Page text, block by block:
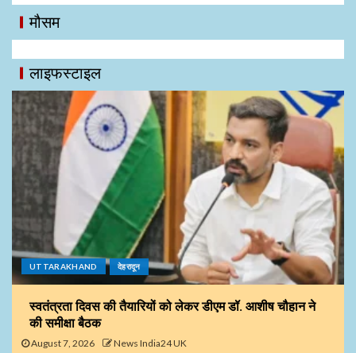
मौसम
लाइफस्टाइल
UTTARAKHAND देहरादून
स्वतंत्रता दिवस की तैयारियों को लेकर डीएम डॉ. आशीष चौहान ने
की समीक्षा बैठक
August 7, 2026 News India24 UK